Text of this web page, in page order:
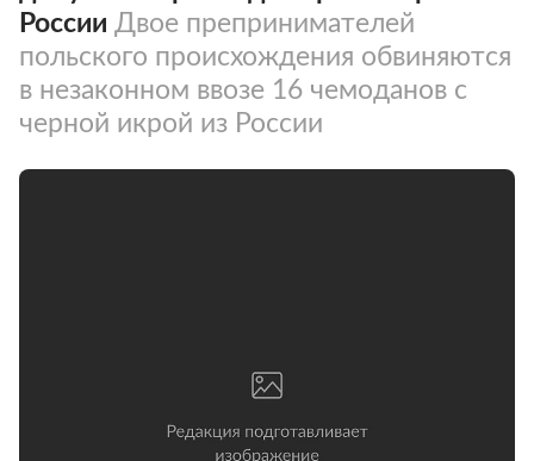
России Двое препринимателей
польского происхождения обвиняются
в незаконном ввозе 16 чемоданов с
черной икрой из России